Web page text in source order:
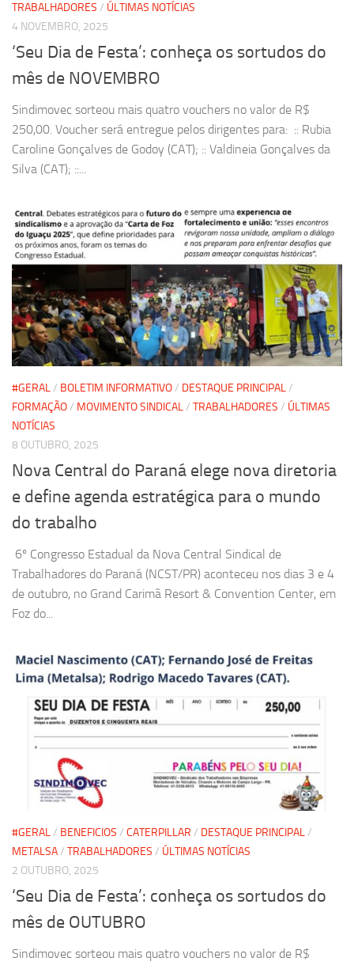
TRABALHADORES / ÚLTIMAS NOTÍCIAS
4 NOVEMBRO, 2025
‘Seu Dia de Festa’: conheça os sortudos do
mês de NOVEMBRO
Sindimovec sorteou mais quatro vouchers no valor de R$
250,00. Voucher será entregue pelos dirigentes para: :: Rubia
Caroline Gonçalves de Godoy (CAT); :: Valdineia Gonçalves da
Silva (CAT); ::...
#GERAL/ BOLETIM INFORMATIVO/ DESTAQUE PRINCIPAL/
FORMAÇÃO/ MOVIMENTO SINDICAL/ TRABALHADORES / ÚLTIMAS
NOTÍCIAS
8 OUTUBRO, 2025
Nova Central do Paraná elege nova diretoria
e define agenda estratégica para o mundo
do trabalho
6º Congresso Estadual da Nova Central Sindical de
Trabalhadores do Paraná (NCST/PR) aconteceu nos dias 3 e 4
de outubro, no Grand Carimã Resort & Convention Center, em
Foz do...
#GERAL/ BENEFICIOS / CATERPILLAR / DESTAQUE PRINCIPAL/
METALSA/ TRABALHADORES / ÚLTIMAS NOTÍCIAS
2 OUTUBRO, 2025
‘Seu Dia de Festa’: conheça os sortudos do
mês de OUTUBRO
Sindimovec sorteou mais quatro vouchers no valor de R$